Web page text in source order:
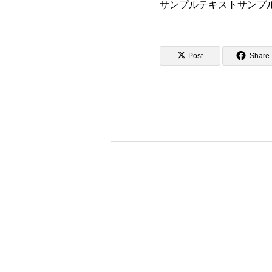
サンプルテキストサンプ
Post Share